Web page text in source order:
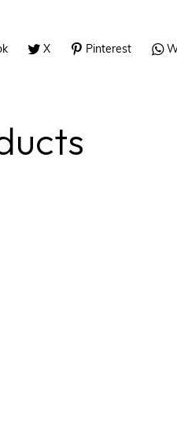
X Pinterest